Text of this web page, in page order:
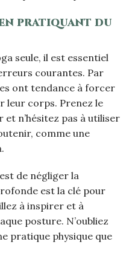
pratiquant du
seule, il est essentiel
courantes. Par
ont tendance à forcer
leur corps. Prenez le
et n’hésitez pas à utiliser
comme une
de négliger la
est la clé pour
à inspirer et à
posture. N’oubliez
pratique physique que